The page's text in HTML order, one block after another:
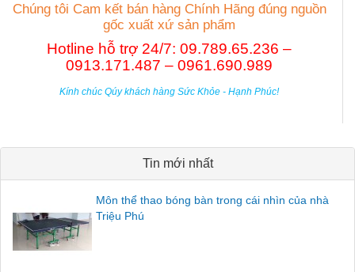
Chúng tôi Cam kết bán hàng Chính Hãng đúng nguồn
gốc xuất xứ sản phẩm
Hotline hỗ trợ 24/7: 09.789.65.236 –
0913.171.487 – 0961.690.989
Kính chúc Qúy khách hàng Sức Khỏe - Hạnh Phúc!
Tin mới nhất
Môn thể thao bóng bàn trong cái nhìn của nhà
Triệu Phú